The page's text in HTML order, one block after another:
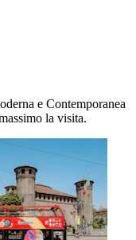
e Contemporanea
la visita.